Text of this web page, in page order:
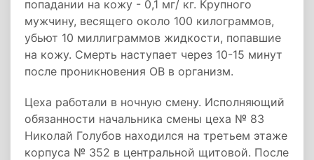
попадании на кожу - 0,1 мг/ кг. Крупного
мужчину, весящего около 100 килограммов,
убьют 10 миллиграммов жидкости, попавшие
на кожу. Смерть наступает через 10-15 минут
после проникновения ОВ в организм.
Цеха работали в ночную смену. Исполняющий
обязанности начальника смены цеха № 83
Николай Голубов находился на третьем этаже
корпуса № 352 в центральной щитовой. После